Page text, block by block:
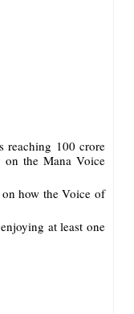
reaching 100 crore
on the Mana Voice
how the Voice of
at least one